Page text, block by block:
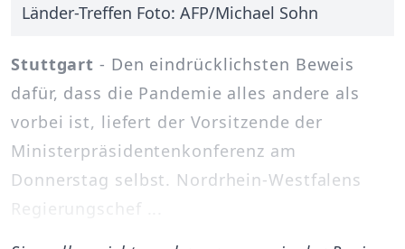
Länder-Treffen Foto: AFP/Michael Sohn
Stuttgart - Den eindrücklichsten Beweis
dafür, dass die Pandemie alles andere als
vorbei ist, liefert der Vorsitzende der
Ministerpräsidentenkonferenz am
Donnerstag selbst. Nordrhein-Westfalens
Regierungschef ...